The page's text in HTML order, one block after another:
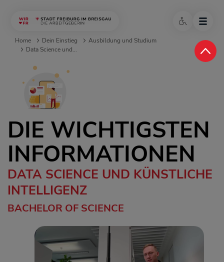
Home Dein Einstieg
Ausbildung und Studium
Data Science und...
DIE WICHTIGSTEN
INFORMATIONEN
DATA SCIENCE UND KÜNSTLICHE
INTELLIGENZ
BACHELOR OF SCIENCE